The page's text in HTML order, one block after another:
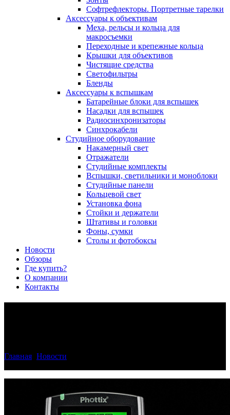
Софтрефлекторы. Портретные тарелки
Аксессуары к объективам
Меха, рельсы и кольца для
макросъемки
Переходные и крепежные кольца
Крышки для объективов
Чистящие средства
Светофильтры
Бленды
Аксессуары к вспышкам
Батарейные блоки для вспышек
Насадки для вспышек
Радиосинхронизаторы
Синхрокабели
Студийное оборудование
Накамерный свет
Отражатели
Студийные комплекты
Вспышки, светильники и моноблоки
Студийные панели
Кольцевой свет
Установка фона
Стойки и держатели
Штативы и головки
Фоны, сумки
Столы и фотобоксы
Новости
Обзоры
Где купить?
О компании
Контакты
Главная Новости